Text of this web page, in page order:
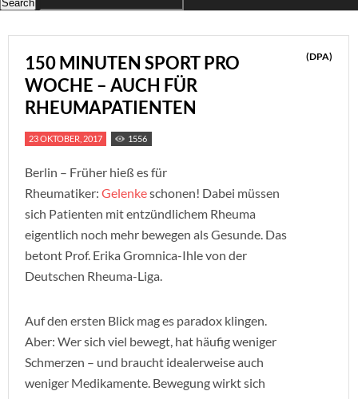
150 MINUTEN SPORT PRO
WOCHE – AUCH FÜR
RHEUMAPATIENTEN
(DPA)
23 OKTOBER, 2017 1556
Berlin – Früher hieß es für
Rheumatiker: Gelenkeschonen! Dabei müssen
sich Patienten mit entzündlichem Rheuma
eigentlich noch mehr bewegen als Gesunde. Das
betont Prof. Erika Gromnica-Ihle von der
Deutschen Rheuma-Liga.
Auf den ersten Blick mag es paradox klingen.
Aber: Wer sich viel bewegt, hat häufig weniger
Schmerzen – und braucht idealerweise auch
weniger Medikamente. Bewegung wirkt sich